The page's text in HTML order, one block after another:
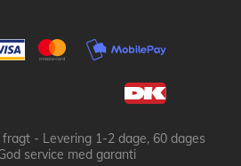
- Levering 1-2 dage, 60 dages
service med garanti